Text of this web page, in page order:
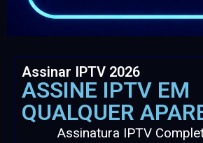
Assinar IPTV 2026
ASSINE IPTV EM
QUALQUER
Assinatura IPTV